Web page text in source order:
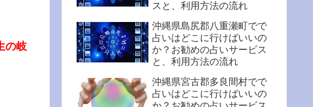
の岐
スと、利用方法の流れ
沖縄県島尻郡八重瀬町でで
占いはどこに行けばいいの
か？お勧めの占いサービス
と、利用方法の流れ
沖縄県宮古郡多良間村でで
占いはどこに行けばいいの